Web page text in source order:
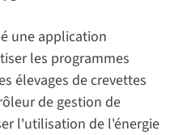
une application
les programmes
élevages de crevettes
de gestion de
l'utilisation de l'énergie